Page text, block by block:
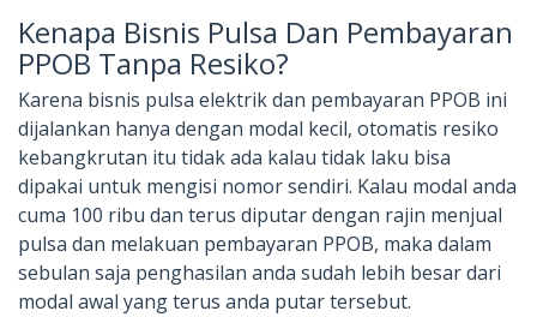
Kenapa Bisnis Pulsa Dan Pembayaran
PPOB Tanpa Resiko?
Karena bisnis pulsa elektrik dan pembayaran PPOB ini
dijalankan hanya dengan modal kecil, otomatis resiko
kebangkrutan itu tidak ada kalau tidak laku bisa
dipakai untuk mengisi nomor sendiri. Kalau modal anda
cuma 100 ribu dan terus diputar dengan rajin menjual
pulsa dan melakuan pembayaran PPOB, maka dalam
sebulan saja penghasilan anda sudah lebih besar dari
modal awal yang terus anda putar tersebut.